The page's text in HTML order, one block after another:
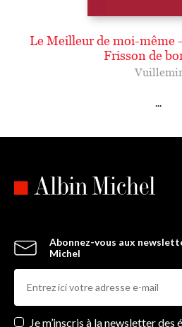
Le Meilleur de moi-même
Frisson de
...
Abonnez-vous aux
Michel
Newsletters
Je m’inscris à la newsletter